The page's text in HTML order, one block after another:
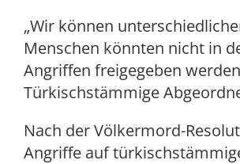
„Wir können
Menschen könnten nicht in
Angriffen freigegeben
Türkischstämmige
Nach der Völkermord-
Angriffe auf